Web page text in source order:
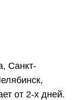
Санкт-
от 2-х дней.